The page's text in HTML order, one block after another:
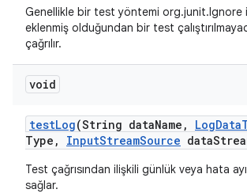
Genellikle bir test yöntemi org.junit.Ignore
eklenmiş olduğundan bir test
çağrılır.
void
testLog(String dataName , LogData
Type , InputStreamSource data
Test çağrısından ilişkili günlük veya hata
sağlar.